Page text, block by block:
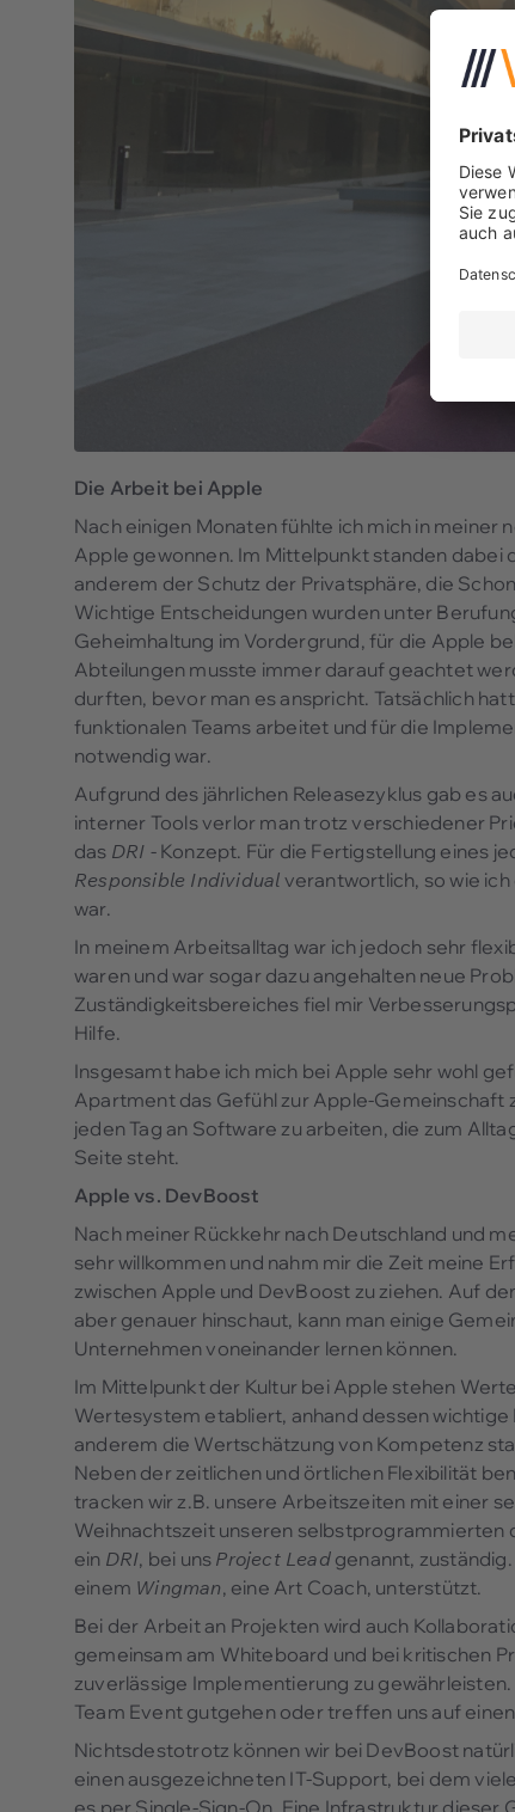
Die Arbeit bei Apple
Nach einigen Monaten fühlte ich mich in meiner
Apple gewonnen. Im Mittelpunkt standen dabei
anderem der Schutz der Privatsphäre, die
Wichtige Entscheidungen wurden unter
Geheimhaltung im Vordergrund, für die Apple
Abteilungen musste immer darauf geachtet
durften, bevor man es anspricht. Tatsächlich
funktionalen Teams arbeitet und für die
notwendig war.
Aufgrund des jährlichen Releasezyklus gab es
interner Tools verlor man trotz verschiedener
das DRI - Konzept. Für die Fertigstellung eines
Responsible Individual verantwortlich, so wie
war.
In meinem Arbeitsalltag war ich jedoch sehr
waren und war sogar dazu angehalten neue
Zuständigkeitsbereiches fiel mir
Hilfe.
Insgesamt habe ich mich bei Apple sehr wohl
Apartment das Gefühl zur Apple-Gemeinschaft
jeden Tag an Software zu arbeiten, die zum
Seite steht.
Apple vs. DevBoost
Nach meiner Rückkehr nach Deutschland und
sehr willkommen und nahm mir die Zeit meine
zwischen Apple und DevBoost zu ziehen. Auf
aber genauer hinschaut, kann man einige
Unternehmen voneinander lernen können.
Im Mittelpunkt der Kultur bei Apple stehen
Wertesystem etabliert, anhand dessen
anderem die Wertschätzung von Kompetenz
Neben der zeitlichen und örtlichen Flexibilität
tracken wir z.B. unsere Arbeitszeiten mit einer
Weihnachtszeit unseren selbstprogrammierten
ein DRI, bei uns Project Leadgenannt,
einem Wingman, eine Art Coach, unterstützt.
Bei der Arbeit an Projekten wird auch
gemeinsam am Whiteboard und bei kritischen
zuverlässige Implementierung zu
Team Event gutgehen oder treffen uns auf
Nichtsdestotrotz können wir bei DevBoost
einen ausgezeichneten IT-Support, bei dem
es per Single-Sign-On. Eine Infrastruktur